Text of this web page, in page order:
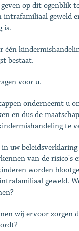
op dit ogenblik
intrafamiliaal geweld
is.
één
bestaat.
voor u.
onderneemt u
en dus de
te
uw
van de risico's
worden
geweld.
wij ervoor zorgen